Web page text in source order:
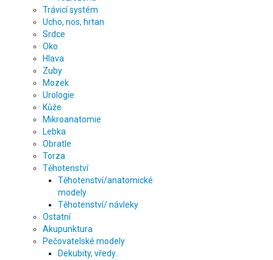
Trávicí systém
Ucho, nos, hrtan
Srdce
Oko
Hlava
Zuby
Mozek
Urologie
Kůže
Mikroanatomie
Lebka
Obratle
Torza
Těhotenství
Těhotenství/anatomické
modely
Těhotenství/ návleky
Ostatní
Akupunktura
Pečovatelské modely
Dekubity, vředy..